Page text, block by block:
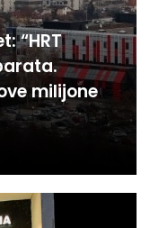
“HRT
milijone